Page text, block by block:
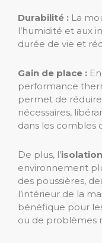
Durabilité : La
l’humidité et aux
durée de vie et
Gain de place :
performance
permet de réduire
nécessaires,
dans les combles
De plus, l’
environnement
des poussières,
l’intérieur de la
bénéfique pour
ou de problèmes